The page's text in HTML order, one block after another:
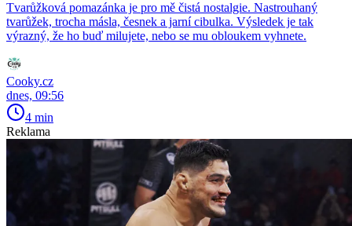
Tvarůžková pomazánka je pro mě čistá nostalgie. Nastrouhaný
tvarůžek, trocha másla, česnek a jarní cibulka. Výsledek je tak
výrazný, že ho buď milujete, nebo se mu obloukem vyhnete.
Cooky.cz
dnes, 09:56
4 min
Reklama